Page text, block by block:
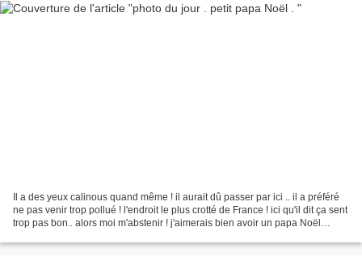
Il a des yeux calinous quand même ! il aurait dû passer par ici .. il a préféré
ne pas venir trop pollué ! l'endroit le plus crotté de France ! ici qu'il dit ça sent
trop pas bon.. alors moi m'abstenir ! j'aimerais bien avoir un papa Noël